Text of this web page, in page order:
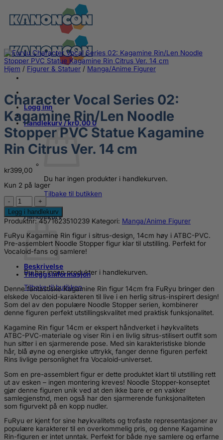
content
Logg inn
Handlekurv /kr0,000
Du har ingen produkter i handlekurven.
Tilbake til butikken
0
Handlekurv
Du har ingen produkter i handlekurven.
Tilbake til butikken
Hjem / Figurer & Statuer / Manga/Anime Figurer
Character Vocal Series 02:
Kagamine Rin/Len Noodle
Stopper PVC Statue Kagamine
Rin Citrus Ver. 14 cm
kr399,00
Kun 2 på lager
Character
Vocal
Series
02:
Kagamine
Rin/Len
Noodle
Stopper
PVC
Statue
Kagamine
Rin
Citrus
Ver.
14
antall
Legg i handlekurv
Produktnr:4571623510239 Kategori: Manga/Anime Figurer
FuRyu Kagamine Rin figur i sitrus-design, 14cm høy i ATBC-PVC.
Pre-assemblert Noodle Stopper figur klar til utstilling. Perfekt for
Vocaloid-fans og samlere!
Beskrivelse
Tilleggsinformasjon
Denne fantastiske Kagamine Rin figur 14cm fra FuRyu bringer den
elskede Vocaloid-karakteren til live i en herlig sitrus-inspirert design!
Som del av den populære Noodle Stopper serien, kombinerer
denne figuren perfekt utstillingskvalitet med praktisk funksjonalitet.
Kagamine Rin figur 14cm er ekspert håndverket i høykvalitets
ATBC-PVC-materiale og viser Rin i en livlig sitrus-stilisert outfit som
hun sitter i en sjarmerende pose. Med sin karakteristiske blonde
hår, blå øyne og energiske uttrykk, fanger denne figuren perfekt
Rins livlige personlighet fra Vocaloid-universet.
Som en pre-assemblert figur er dette produktet klart til utstilling rett
ut av esken – ingen montering kreves! Noodle Stopper-konseptet
gjør denne figuren unik ved at den ikke bare er en vakker
samlegjenstnd, men også har den sjarmerende funksjonaliteten
som figurvekt på en kopp nudler.
FuRyu er kjent for sine høykvalitets og trofaste representasjoner av
populære karakterer til en overkommelig pris, og denne Kagamine
Rin-figuren er intet unntak. Perfekt for både nye samlere og erfarne